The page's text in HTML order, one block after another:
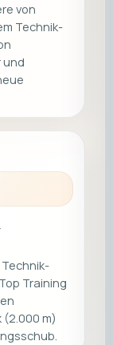
von
Technik-
und
Training
m)